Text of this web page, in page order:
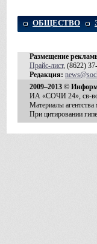
ОБЩЕСТВО
Размещение
Прайс-лист, (8622)
Редакция:
2009–2013 ©
ИА «СОЧИ 24», св-
Материалы
При цитировании